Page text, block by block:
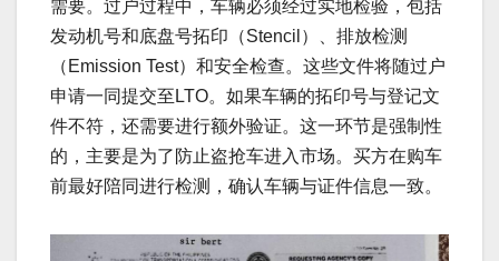
需要。过户过程中，车辆必须经过实地检验，包括
发动机号和底盘号拓印（Stencil）、排放检测
（Emission Test）和安全检查。这些文件将随过户
申请一同提交至LTO。如果车辆的拓印号与登记文
件不符，还需要进行额外验证。这一环节是强制性
的，主要是为了防止盗抢车进入市场。买方在购车
前最好陪同进行检测，确认车辆与证件信息一致。